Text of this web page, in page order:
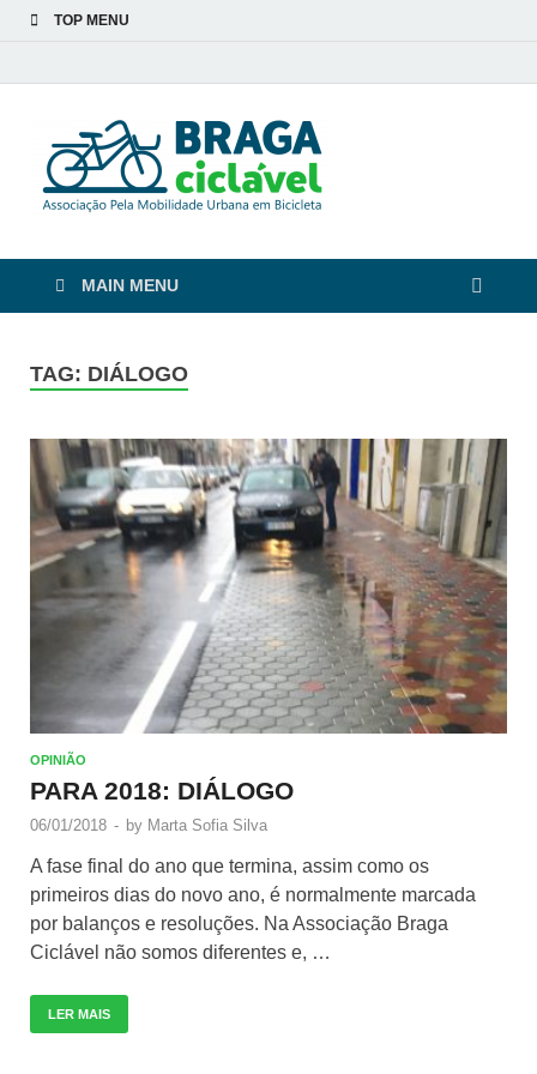
TOP MENU
MAIN MENU
TAG: DIÁLOGO
OPINIÃO
PARA 2018: DIÁLOGO
06/01/2018 - by Marta Sofia Silva
A fase final do ano que termina, assim como os
primeiros dias do novo ano, é normalmente marcada
por balanços e resoluções. Na Associação Braga
Ciclável não somos diferentes e, …
LER MAIS